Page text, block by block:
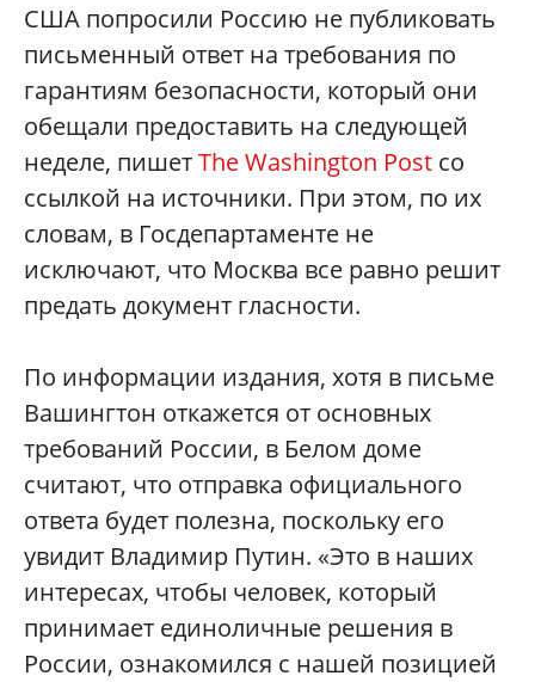
США попросили Россию не публиковать
письменный ответ на требования по
гарантиям безопасности, который они
обещали предоставить на следующей
неделе, пишетThe Washington Post со
ссылкой на источники. При этом, по их
словам, в Госдепартаменте не
исключают, что Москва все равно решит
предать документ гласности.
По информации издания, хотя в письме
Вашингтон откажется от основных
требований России, в Белом доме
считают, что отправка официального
ответа будет полезна, поскольку его
увидит Владимир Путин. «Это в наших
интересах, чтобы человек, который
принимает единоличные решения в
России, ознакомился с нашей позицией